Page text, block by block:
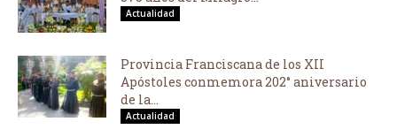
Actualidad
Provincia Franciscana de los XII
Apóstoles conmemora 202° aniversario
de la...
Actualidad